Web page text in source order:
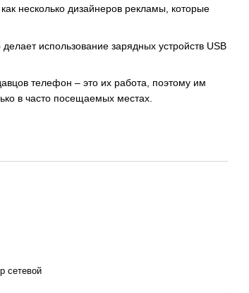
несколько дизайнеров рекламы, которые
использование зарядных устройств USB
телефон – это их работа, поэтому им
в часто посещаемых местах.